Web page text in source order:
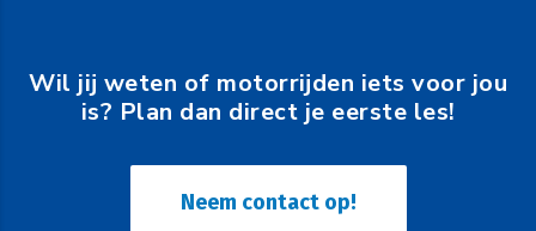
Wil jij weten of motorrijden iets voor jou
is? Plan dan direct je eerste les!
Neem contact op!